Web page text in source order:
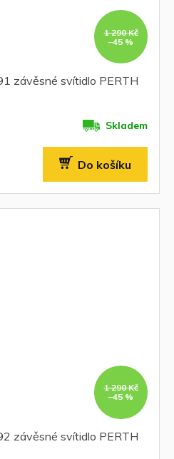
1 290 Kč
–45 %
závěsné svítidlo PERTH
Skladem
Do košíku
1 290 Kč
–45 %
závěsné svítidlo PERTH